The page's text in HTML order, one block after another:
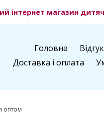
інтернет магазин
Головна
Доставка і оплата
оптом